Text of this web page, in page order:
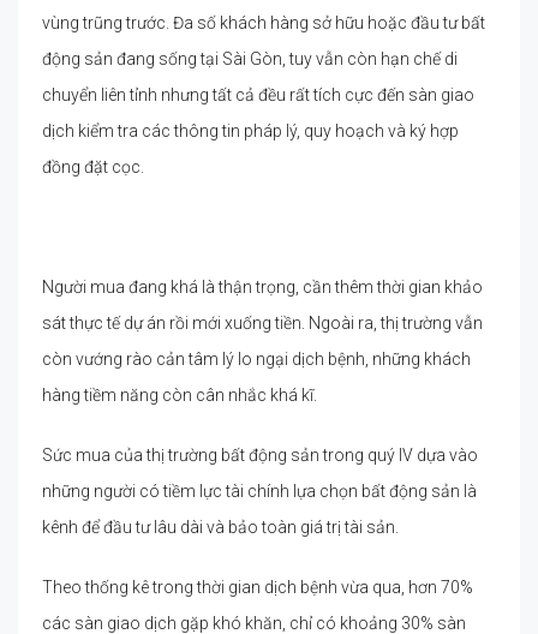
vùng trũng trước. Đa số khách hàng sở hữu hoặc đầu tư bất
động sản đang sống tại Sài Gòn, tuy vẫn còn hạn chế di
chuyển liên tỉnh nhưng tất cả đều rất tích cực đến sàn giao
dịch kiểm tra các thông tin pháp lý, quy hoạch và ký hợp
đồng đặt cọc.
Người mua đang khá là thận trọng, cần thêm thời gian khảo
sát thực tế dự án rồi mới xuống tiền. Ngoài ra, thị trường vẫn
còn vướng rào cản tâm lý lo ngại dịch bệnh, những khách
hàng tiềm năng còn cân nhắc khá kĩ.
Sức mua của thị trường bất động sản trong quý IV dựa vào
những người có tiềm lực tài chính lựa chọn bất động sản là
kênh để đầu tư lâu dài và bảo toàn giá trị tài sản.
Theo thống kê trong thời gian dịch bệnh vừa qua, hơn 70%
các sàn giao dịch gặp khó khăn, chỉ có khoảng 30% sàn